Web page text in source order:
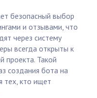
безопасный выбор
и отзывами, что
через систему
всегда открыты к
проекта. Такой
создания бота на
тех, кто ищет